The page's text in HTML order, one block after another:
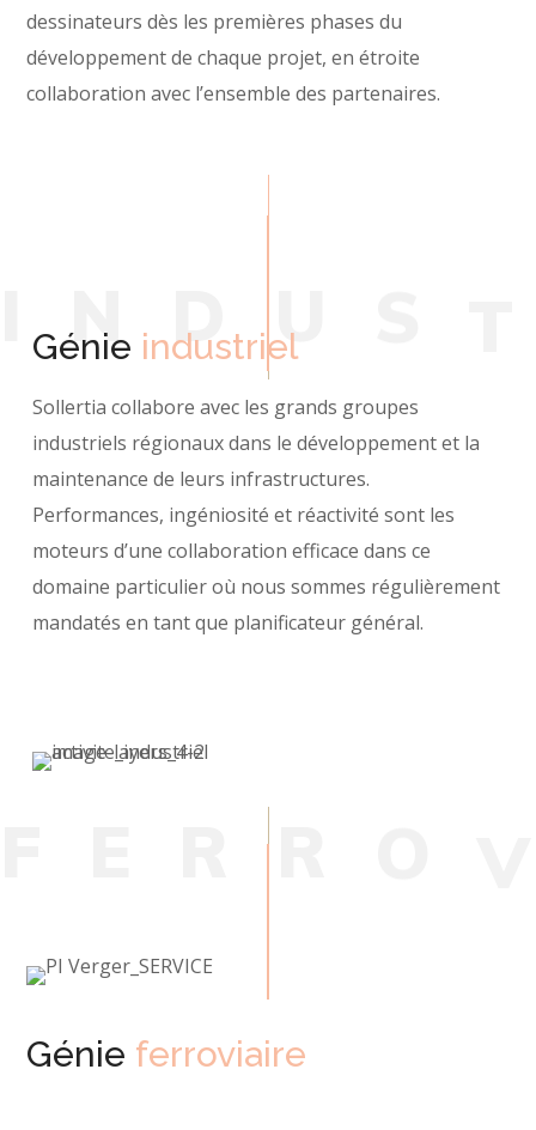
dessinateurs dès les premières phases du
développement de chaque projet, en étroite
collaboration avec l’ensemble des partenaires.
INDU
Génie industriel
Sollertia collabore avec les grands groupes
industriels régionaux dans le développement et la
maintenance de leurs infrastructures.
Performances, ingéniosité et réactivité sont les
moteurs d’une collaboration efficace dans ce
domaine particulier où nous sommes régulièrement
mandatés en tant que planificateur général.
R
Génie ferroviaire